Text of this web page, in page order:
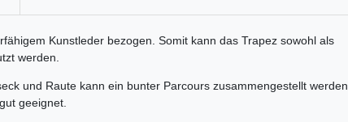
Kunstleder bezogen. Somit kann das Trapez sowohl als
werden.
und Raute kann ein bunter Parcours zusammengestellt werden.
geeignet.